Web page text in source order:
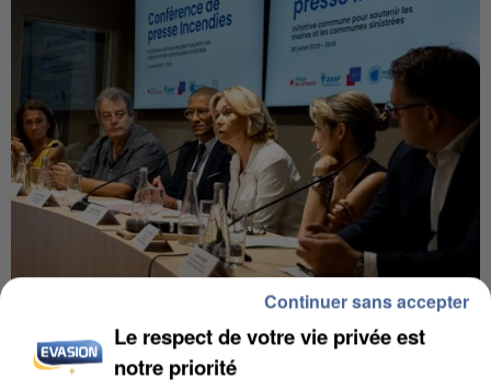
INCENDIES : L’ÎLE-DE-FRANCE LANCE UN ÉLAN
DE SOLIDARITÉ AVEC LES...
Le respect de votre vie privée est
notre priorité
Continuer sans accepter